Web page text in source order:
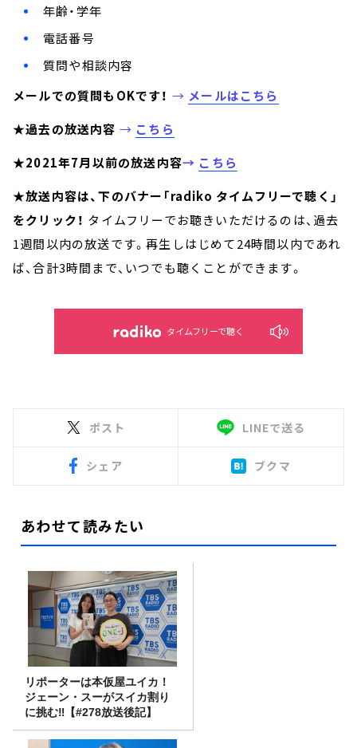
年齢・学年
電話番号
質問や相談内容
メールでの質問もOKです！ → メールはこちら
★過去の放送内容 → こちら
★2021年7月以前の放送内容→ こちら
★放送内容は、下のバナー「radiko タイムフリーで聴く」
をクリック！ タイムフリーでお聴きいただけるのは、過去
1週間以内の放送です。再生しはじめて24時間以内であれ
ば、合計3時間まで、いつでも聴くことができます。
タイムフリーで聴く
ポスト LINEで送る
シェア ブクマ
あわせて読みたい
リポーターは本仮屋ユイカ！
ジェーン・スーがスイカ割り
に挑む‼【#278放送後記】